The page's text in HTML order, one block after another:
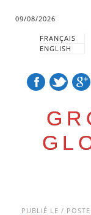
09/08/2026
FRANÇAIS
ENGLISH
Main
toPUBLIÉ LE /